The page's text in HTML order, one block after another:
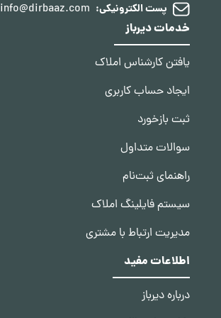
پست الکترونیکی: info@dirbaaz.com
خدمات دیرباز
یافتن کارشناس املاک
ایجاد حساب کاربری
ثبت بازخورد
سوالات متداول
راهنمای ثبت‌نام
سیستم فایلینگ املاک
مدیریت ارتباط با مشتری
اطلاعات مفید
درباره دیرباز